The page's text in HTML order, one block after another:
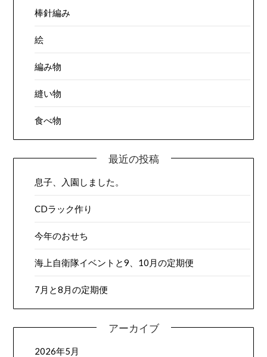
棒針編み
絵
編み物
縫い物
食べ物
最近の投稿
息子、入園しました。
CDラック作り
今年のおせち
海上自衛隊イベントと9、10月の定期便
7月と8月の定期便
アーカイブ
2026年5月